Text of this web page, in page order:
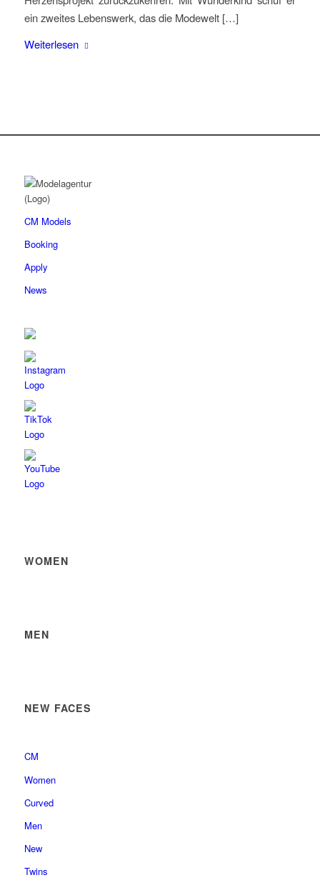
ein zweites Lebenswerk, das die Modewelt […]
Weiterlesen
CM Models
Booking
Apply
News
WOMEN
MEN
NEW FACES
CM
Women
Curved
Men
New
Twins